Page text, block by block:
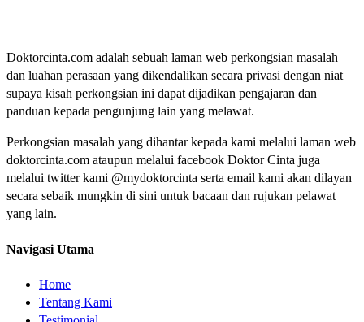
Doktorcinta.com adalah sebuah laman web perkongsian masalah
dan luahan perasaan yang dikendalikan secara privasi dengan niat
supaya kisah perkongsian ini dapat dijadikan pengajaran dan
panduan kepada pengunjung lain yang melawat.
Perkongsian masalah yang dihantar kepada kami melalui laman web
doktorcinta.com ataupun melalui facebook Doktor Cinta juga
melalui twitter kami @mydoktorcinta serta email kami akan dilayan
secara sebaik mungkin di sini untuk bacaan dan rujukan pelawat
yang lain.
Navigasi Utama
Home
Tentang Kami